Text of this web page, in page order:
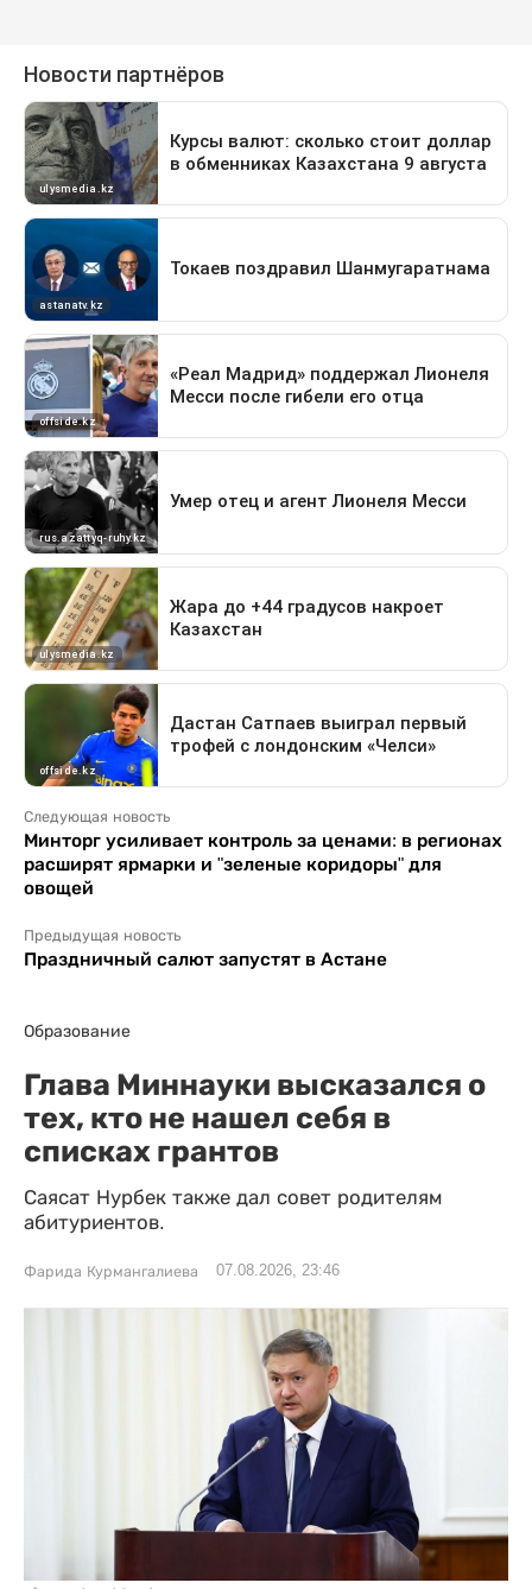
Следующая новость
Минторг усиливает контроль за ценами: в регионах
расширят ярмарки и "зеленые коридоры" для
овощей
Предыдущая новость
Праздничный салют запустят в Астане
Образование
Глава Миннауки высказался о
тех, кто не нашел себя в
списках грантов
Саясат Нурбек также дал совет родителям
абитуриентов.
Фарида Курмангалиева 07.08.2026, 23:46